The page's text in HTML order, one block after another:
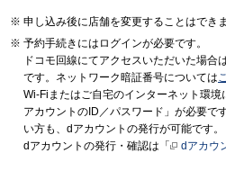
申し込み後に店舗を変更することはできま
予約手続きにはログインが必要です。
ドコモ回線にてアクセスいただいた場合
です。ネットワーク暗証番号については
Wi-Fiまたはご自宅のインターネット環
アカウントのID／パスワード」が必要で
い方も、dアカウントの発行が可能です。
dアカウントの発行・確認は「
dアカウ